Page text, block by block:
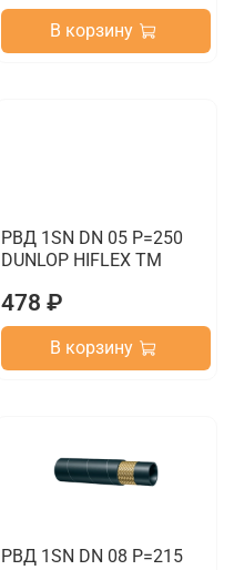
В корзину
РВД 1SN DN 05 P=250
DUNLOP HIFLEX TM
478 ₽
В корзину
РВД 1SN DN 08 P=215